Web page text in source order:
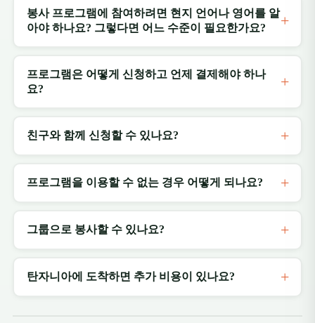
봉사 프로그램에 참여하려면 현지 언어나 영어를 알
아야 하나요? 그렇다면 어느 수준이 필요한가요?
프로그램은 어떻게 신청하고 언제 결제해야 하나
요?
친구와 함께 신청할 수 있나요?
프로그램을 이용할 수 없는 경우 어떻게 되나요?
그룹으로 봉사할 수 있나요?
탄자니아에 도착하면 추가 비용이 있나요?